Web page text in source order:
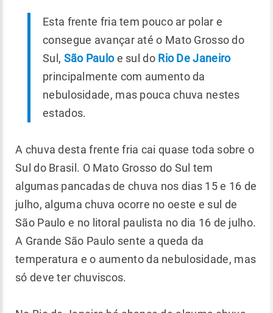
Esta frente fria tem pouco ar polar e
consegue avançar até o Mato Grosso do
Sul, São Pauloe sul do Rio De Janeiro
principalmente com aumento da
nebulosidade, mas pouca chuva nestes
estados.
A chuva desta frente fria cai quase toda sobre o
Sul do Brasil. O Mato Grosso do Sul tem
algumas pancadas de chuva nos dias 15 e 16 de
julho, alguma chuva ocorre no oeste e sul de
São Paulo e no litoral paulista no dia 16 de julho.
A Grande São Paulo sente a queda da
temperatura e o aumento da nebulosidade, mas
só deve ter chuviscos.